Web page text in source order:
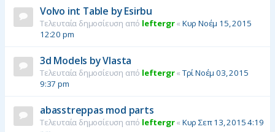
Volvo int Table by Esirbu
Τελευταία δημοσίευση από leftergr« Κυρ Νοέμ 15, 2015
12:20 pm
3d Models by Vlasta
Τελευταία δημοσίευση από leftergr« Τρί Νοέμ 03, 2015
9:37 pm
abasstreppas mod parts
Τελευταία δημοσίευση από leftergr« Κυρ Σεπ 13, 2015 4:19